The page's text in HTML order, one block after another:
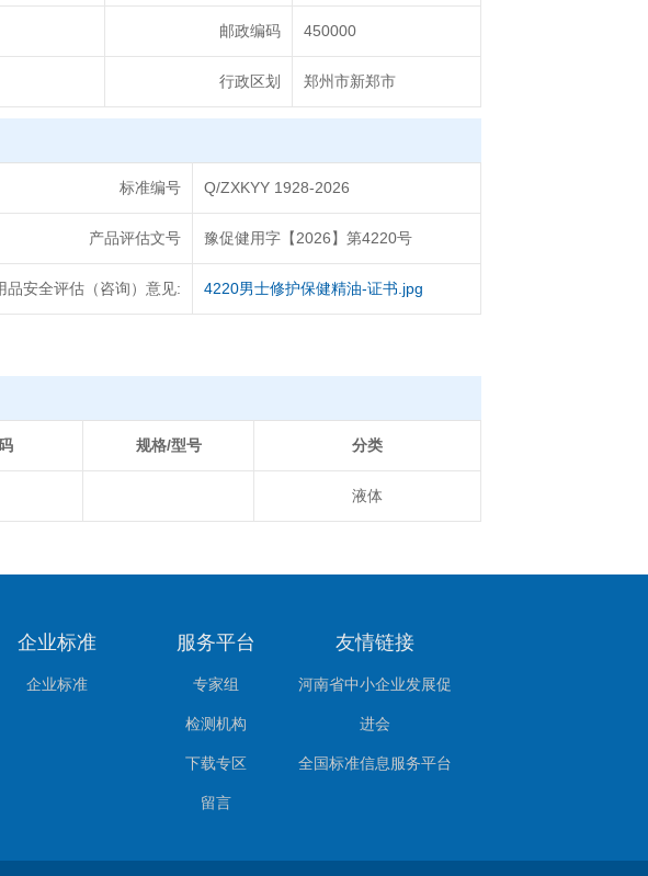
邮政编码 450000
行政区划 郑州市新郑市
标准编号 Q/ZXKYY 1928-2026
产品评估文号 豫促健用字【2026】第4220号
品安全评估（咨询）意见: 4220男士修护保健精油-证书.jpg
规格/型号 分类
液体
企业标准
企业标准
服务平台
专家组
检测机构
下载专区
留言
友情链接
河南省中小企业发展促
进会
全国标准信息服务平台